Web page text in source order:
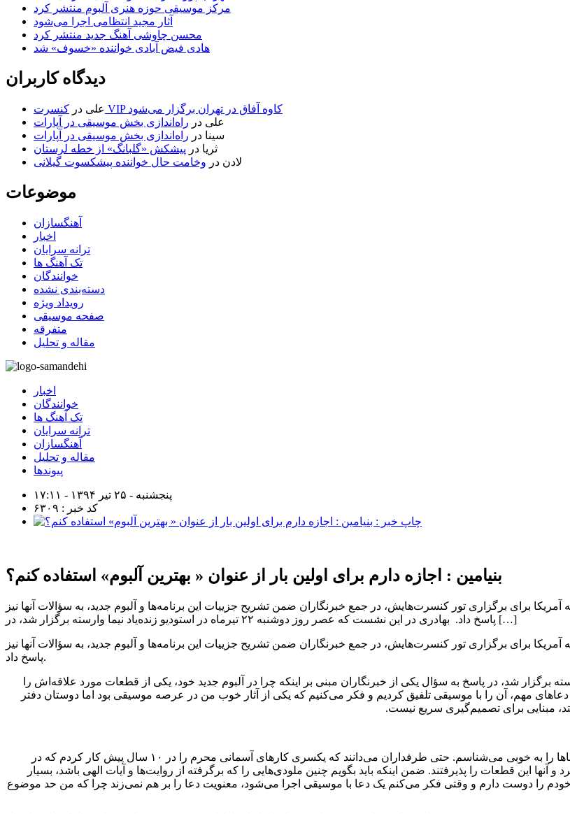
مرکز موسیقی حوزه هنری آلبوم منتشر کرد
آثار مجید انتظامی اجرا می‌شود
محسن چاوشی آهنگ جدید منتشر کرد
هادی فیض آبادی خواننده «خسوف» شد
دیدگاه کاربران
علی در
کنسرت VIP کاوه آفاق در تهران برگزار می‌شود
علی در راه‌اندازی بخش موسیقی در آپارات
سینا در راه‌اندازی بخش موسیقی در آپارات
ثریا در پیشکش «گلبانگ» از خطه لرستان
لادن در وخامت حال خواننده پیشکسوت گیلانی
موضوعات
آهنگسازان
اخبار
ترانه سرایان
تک آهنگ ها
خوانندگان
دسته‌بندی نشده
رویداد ویژه
صفحه موسیقی
متفرقه
مقاله و تحلیل
اخبار
خوانندگان
تک آهنگ ها
ترانه سرایان
آهنگسازان
مقاله و تحلیل
پیوندها
پنجشنبه - ۲۵ تیر ۱۳۹۴ - ۱۷:۱۱
کد خبر : ۶۳۰۹
بنیامین : اجازه دارم برای اولین بار از عنوان « بهترین آلبوم» استفاده کنم؟
برای برگزاری تور کنسرت‌هایش، در جمع خبرنگاران ضمن تشریح جزییات این برنامه‌ها و آلبوم جدید، به سؤالات آنها نیز
پاسخ داد. بهادری در این نشست که عصر روز دوشنبه ۲۲ تیرماه در استودیو زنده‌یاد نیما وارسته برگزار شد، در […]
برای برگزاری تور کنسرت‌هایش، در جمع خبرنگاران ضمن تشریح جزییات این برنامه‌ها و آلبوم جدید، به سؤالات آنها نیز
پاسخ داد.
در استودیو زنده‌یاد نیما وارسته برگزار شد، در پاسخ به سؤال یکی از خبرنگاران مبنی بر اینکه چرا در آلبوم جدید خود، یکی از قطعات مورد علاقه‌اش را
مهم، آن را با موسیقی تلفیق کردیم و فکر می‌کنیم که یکی از آثار خوب من در عرصه موسیقی بود اما دوستان دفتر
مبنایی برای تصمیم‌گیری سریع نیست.
وی افزود: من با توجه به سابقه‌ای که در عرصه موسیقی‌های مذهبی دارم، این فضاها را به خوبی می‌شناسم. حتی طرفداران می‌دانند که یکسری کارهای آسمانی محرم را در ۱۰ سال پیش کار کردم که در
آنها این قطعات را پذیرفتند. ضمن اینکه باید بگویم چنین ملودی‌هایی را که برگرفته از روایت‌ها و آیات‌ الهی باشد، بسیار
خودم را دوست دارم و وقتی فکر می‌کنم یک دعا با موسیقی اجرا می‌شود، معنویت دعا را بر هم نمی‌زند چرا که من حد موضوع